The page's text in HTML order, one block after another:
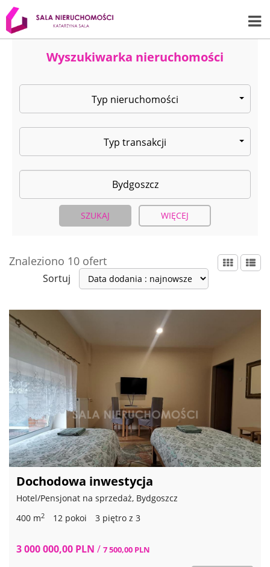
Wyszukiwarka nieruchomości
Typ nieruchomości
Typ transakcji
WIĘCEJ
Znaleziono 10 ofert
Sortuj
Dochodowa inwestycja
Hotel/Pensjonat na sprzedaż, Bydgoszcz
400 m2 12 pokoi 3 piętro z 3
3 000 000,00 PLN / 7 500,00 PLN